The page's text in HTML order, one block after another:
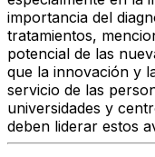
importancia del
tratamientos,
potencial de las
que la innovación y
servicio de las
universidades y
deben liderar estos